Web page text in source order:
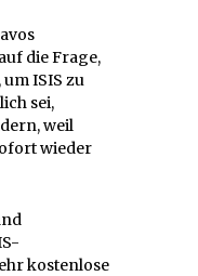
die Frage,
ISIS zu
sei,
weil
wieder
kostenlose